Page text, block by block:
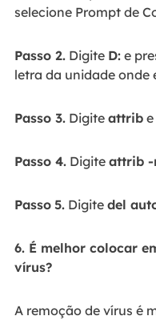
selecione Prompt de
Passo 2.Digite D:e
letra da unidade onde
Passo 3.Digite attribe
Passo 4.Digite attrib -
Passo 5.Digite del
6. É melhor colocar
vírus?
A remoção de vírus é